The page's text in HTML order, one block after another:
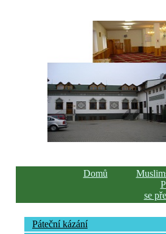
Domů
se
Páteční kázání